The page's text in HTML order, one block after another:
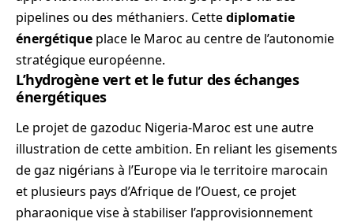
pipelines ou des méthaniers. Cettediplomatie
énergétique place le Maroc au centre de l’autonomie
stratégique européenne.
L’hydrogène vert et le futur des échanges
énergétiques
Le projet de gazoduc Nigeria-Maroc est une autre
illustration de cette ambition. En reliant les gisements
de gaz nigérians à l’Europe via le territoire marocain
et plusieurs pays d’Afrique de l’Ouest, ce projet
pharaonique vise à stabiliser l’approvisionnement